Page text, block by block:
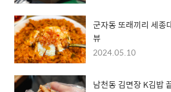
군자동 또래끼리 세종
뷰
2024.05.10
남천동 김면장 K김밥